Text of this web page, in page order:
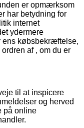
er opmærksom
har betydning for
internet
ydermere
ens købsbekræftelse,
af , om du er
til at inspicere
og herved
på online